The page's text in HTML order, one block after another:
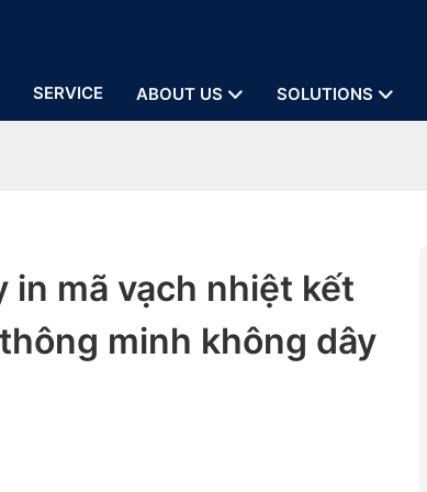
SERVICE ABOUT US SOLUTIONS
in mã vạch nhiệt kết
minh không dây